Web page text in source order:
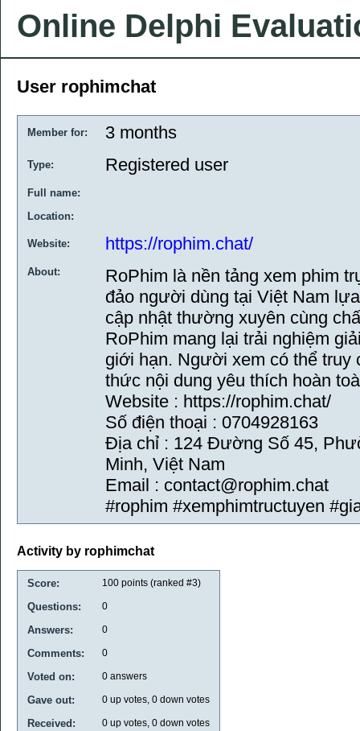
Online Delphi
User rophimchat
Member for: 3 months
Type: Registered user
Full name:
Location:
Website: https://rophim.chat/
About:
RoPhim là nền tảng xem phim
đảo người dùng tại Việt Nam
cập nhật thường xuyên cùng
RoPhim mang lại trải nghiệm
giới hạn. Người xem có thể truy
thức nội dung yêu thích hoàn
Website : https://rophim.chat/
Số điện thoại : 0704928163
Địa chỉ : 124 Đường Số 45,
Minh, Việt Nam
Email : contact@rophim.chat
#rophim #xemphimtructuyen
Activity by rophimchat
Score: 100 points (ranked #3)
Questions: 0
Answers: 0
Comments: 0
Voted on: 0 answers
Gave out: 0 up votes, 0 down votes
Received: 0 up votes, 0 down votes